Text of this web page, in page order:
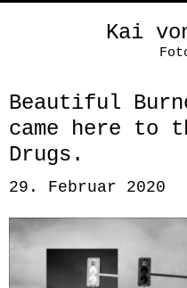
Kai
Beautiful
came here to
Drugs.
29. Februar 2020